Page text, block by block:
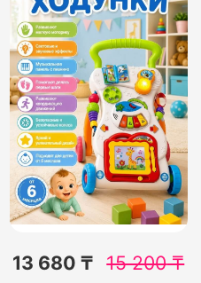
13 680 ₸ 15 200₸